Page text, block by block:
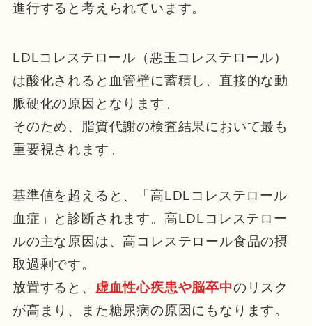
進行すると考えられています。
LDLコレステロール（悪玉コレステロール）
は酸化されると血管壁に蓄積し、直接的な動
脈硬化の原因となります。
そのため、脂質代謝の検査結果において最も
重要視されます。
基準値を超えると、「高LDLコレステロール
血症」と診断されます。高LDLコレステロー
ルの主な原因は、高コレステロール食品の摂
取過剰です。
放置すると、
虚血性心疾患や脳卒中のリスク
が高まり、また糖尿病の原因にもなります。